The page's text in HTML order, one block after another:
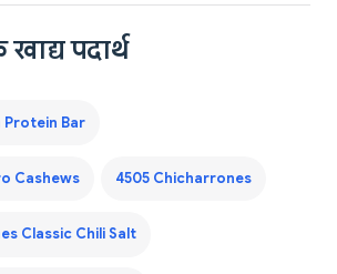
पदार्थ
Protein Bar
Cashews 4505 Chicharrones
Classic Chili Salt